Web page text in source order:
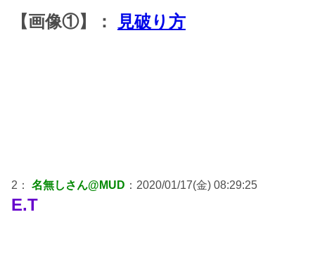
【画像①】： 見破り方
2： 名無しさん@MUD ：2020/01/17(金) 08:29:25
E.T